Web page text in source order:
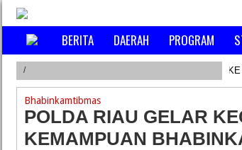
BERITA DAERAH PROGRAM
/ JELANG HUT RI
Bhabinkamtibmas
POLDA RIAU GELAR
KEMAMPUAN